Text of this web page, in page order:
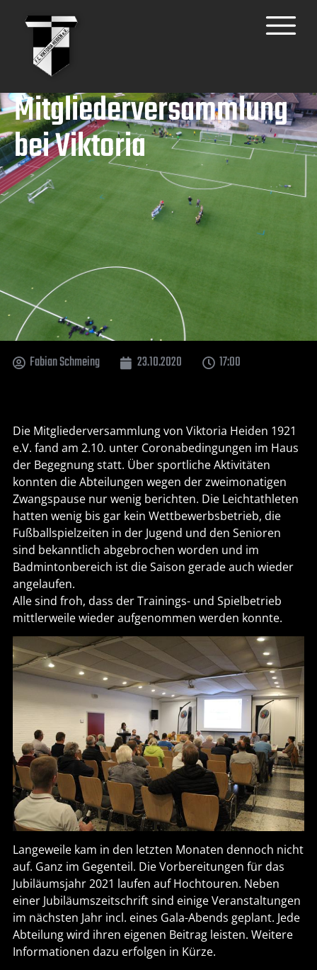
Mitgliederversammlung
bei Viktoria
Fabian Schmeing 23.10.2020 17:00
Die Mitgliederversammlung von Viktoria Heiden 1921
e.V. fand am 2.10. unter Coronabedingungen im Haus
der Begegnung statt. Über sportliche Aktivitäten
konnten die Abteilungen wegen der zweimonatigen
Zwangspause nur wenig berichten. Die Leichtathleten
hatten wenig bis gar kein Wettbewerbsbetrieb, die
Fußballspielzeiten in der Jugend und den Senioren
sind bekanntlich abgebrochen worden und im
Badmintonbereich ist die Saison gerade auch wieder
angelaufen.
Alle sind froh, dass der Trainings- und Spielbetrieb
mittlerweile wieder aufgenommen werden konnte.
Langeweile kam in den letzten Monaten dennoch nicht
auf. Ganz im Gegenteil. Die Vorbereitungen für das
Jubiläumsjahr 2021 laufen auf Hochtouren. Neben
einer Jubiläumszeitschrift sind einige Veranstaltungen
im nächsten Jahr incl. eines Gala-Abends geplant. Jede
Abteilung wird ihren eigenen Beitrag leisten. Weitere
Informationen dazu erfolgen in Kürze.